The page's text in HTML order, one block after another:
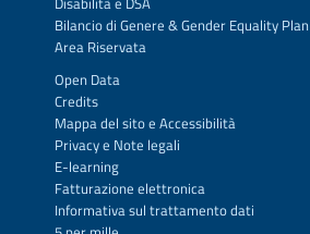
Bilancio di Genere & Gender Equality Plan
Area Riservata
Open Data
Credits
Mappa del sitoe Accessibilità
Privacye Note legali
E-learning
Fatturazione elettronica
Informativa sul trattamento dati